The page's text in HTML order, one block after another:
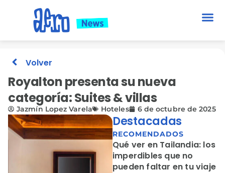
Volver
Royalton presenta su nueva
categoría: Suites & villas
Jazmín Lopez Varela Hoteles 6 de octubre de 2025
Destacadas
RECOMENDADOS
Qué ver en Tailandia: los
imperdibles que no
pueden faltar en tu viaje